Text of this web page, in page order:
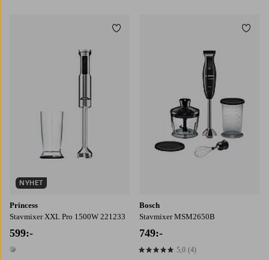
Princess
Stavmixer XXL Pro 1500W 221233
599:-
1 färg
NYHET
Lägg till i favoriter
Bosch
Stavmixer MSM2650B
749:-
5,0 baserat på 4 st betyg
5,0 (4)